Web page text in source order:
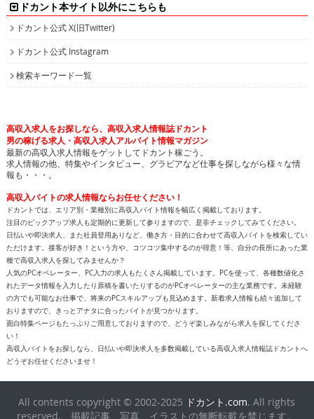
ドカント本サイト以外にこちらも
ドカント公式 X(旧Twitter)
ドカント公式 Instagram
検索キーワード一覧
高収入求人をお探しなら、高収入求人情報誌ドカント
男の稼げる求人・高収入求人アルバイト情報マガジン
最新の高収入求人情報をゲットしてドカント稼ごう。
求人情報の他、特集やインタビュー、グラビアなど仕事を探しながら様々な情
報も・・・。
高収入バイトの求人情報ならお任せください！
ドカントでは、エリア別・業種別に高収入バイト情報を幅広く掲載しております。
注目のピックアップ求人も定期的に更新して参りますので、是非チェックしてみてください。
日払いや即決求人、また社員登用ありなど、働き方・目的に合わせて高収入バイトを検索してい
ただけます。接客が好き！という方や、コツコツ集中するのが得意！等、自分の長所にあった業
種で高収入求人を探してみませんか？
人気のPCオペレーター、PC入力の求人もたくさん掲載しています。PCを使って、各種数値化さ
れたデータ情報を入力したり原稿を書いたりするのがPCオペレーターの主な業務です。未経験
の方でも可能なお仕事で、将来のPCスキルアップも見込めます。新着求人情報も続々追加して
おりますので、きっとアナタに合ったバイトが見つかります。
面白特集ページもたっぷりご用意しておりますので、どうぞ楽しみながら求人を探してくださ
い！
高収入バイトをお探しなら、日払いや即決求人を多数掲載している高収入求人情報誌ドカントへ
どうぞお任せくださいませ！
All contents copyright © 2002-2025 ドカント.com. All rights
reserved. 掲載記事、写真、イラストの無断転載を禁じます。